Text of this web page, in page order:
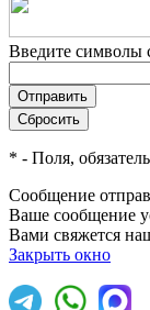
Введите символы
* - Поля,
Сообщение
Ваше сообщение
Вами свяжется
Закрыть окно